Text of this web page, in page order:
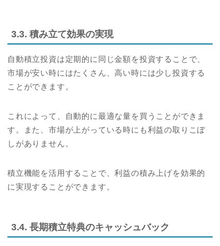
3.3. 積み立て効果の実現
自動積立投資は定期的に同じ金額を投資することで、
市場が安い時にはたくさん、高い時には少し投資する
ことができます。
これによって、自動的に最適な量を買うことができま
す。また、市場が上がっている時にも利益の取りこぼ
しがありません。
積立機能を活用することで、利益の積み上げを効果的
に実現することができます。
3.4. 長期積立特典のキャッシュバック